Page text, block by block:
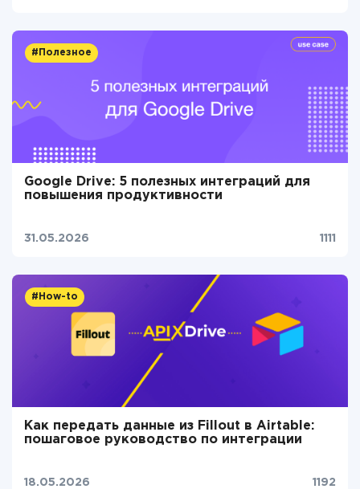
#Полезное
Google Drive: 5 полезных интеграций для
повышения продуктивности
31.05.2026 1111
#How-to
Как передать данные из Fillout в Airtable:
пошаговое руководство по интеграции
18.05.2026 1192